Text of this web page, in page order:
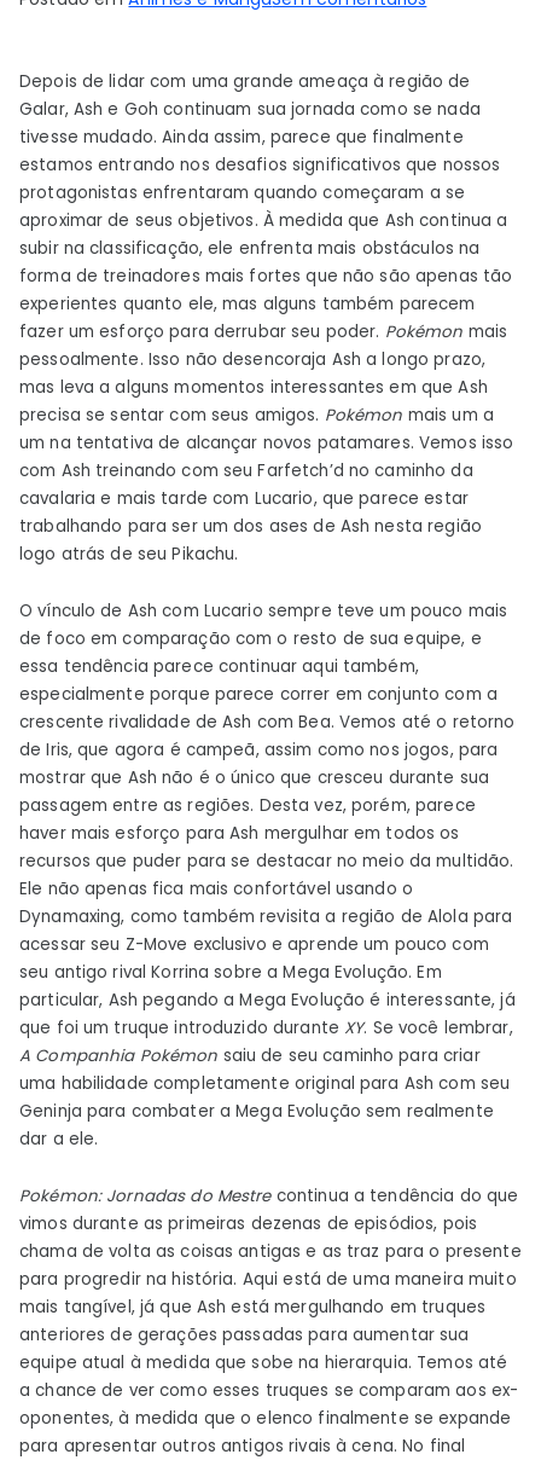
Journeys:
The
Series
(Episódios
49-
90)
–
Revisão
Depois de lidar com uma grande ameaça à região de
Galar, Ash e Goh continuam sua jornada como se nada
tivesse mudado. Ainda assim, parece que finalmente
estamos entrando nos desafios significativos que nossos
protagonistas enfrentaram quando começaram a se
aproximar de seus objetivos. À medida que Ash continua a
subir na classificação, ele enfrenta mais obstáculos na
forma de treinadores mais fortes que não são apenas tão
experientes quanto ele, mas alguns também parecem
fazer um esforço para derrubar seu poder. Pokémon mais
pessoalmente. Isso não desencoraja Ash a longo prazo,
mas leva a alguns momentos interessantes em que Ash
precisa se sentar com seus amigos. Pokémon mais um a
um na tentativa de alcançar novos patamares. Vemos isso
com Ash treinando com seu Farfetch’d no caminho da
cavalaria e mais tarde com Lucario, que parece estar
trabalhando para ser um dos ases de Ash nesta região
logo atrás de seu Pikachu.
O vínculo de Ash com Lucario sempre teve um pouco mais
de foco em comparação com o resto de sua equipe, e
essa tendência parece continuar aqui também,
especialmente porque parece correr em conjunto com a
crescente rivalidade de Ash com Bea. Vemos até o retorno
de Iris, que agora é campeã, assim como nos jogos, para
mostrar que Ash não é o único que cresceu durante sua
passagem entre as regiões. Desta vez, porém, parece
haver mais esforço para Ash mergulhar em todos os
recursos que puder para se destacar no meio da multidão.
Ele não apenas fica mais confortável usando o
Dynamaxing, como também revisita a região de Alola para
acessar seu Z-Move exclusivo e aprende um pouco com
seu antigo rival Korrina sobre a Mega Evolução. Em
particular, Ash pegando a Mega Evolução é interessante, já
que foi um truque introduzido durante XY. Se você lembrar,
A Companhia Pokémon saiu de seu caminho para criar
uma habilidade completamente original para Ash com seu
Geninja para combater a Mega Evolução sem realmente
dar a ele.
Pokémon: Jornadas do Mestrecontinua a tendência do que
vimos durante as primeiras dezenas de episódios, pois
chama de volta as coisas antigas e as traz para o presente
para progredir na história. Aqui está de uma maneira muito
mais tangível, já que Ash está mergulhando em truques
anteriores de gerações passadas para aumentar sua
equipe atual à medida que sobe na hierarquia. Temos até
a chance de ver como esses truques se comparam aos ex-
oponentes, à medida que o elenco finalmente se expande
para apresentar outros antigos rivais à cena. No final